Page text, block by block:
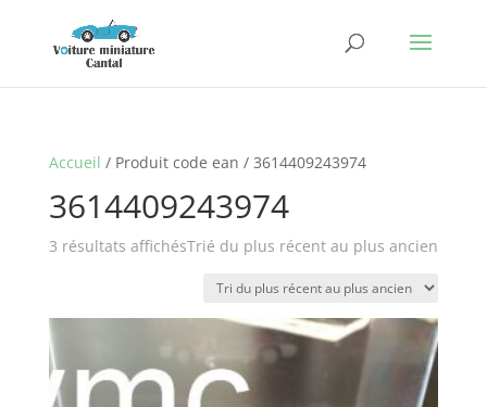
Accueil / Produit code ean / 3614409243974
3614409243974
3 résultats affichésTrié du plus récent au plus ancien